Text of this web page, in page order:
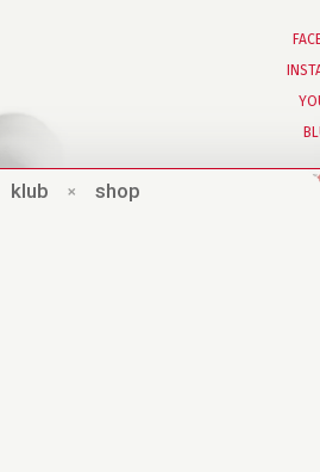
klub × shop